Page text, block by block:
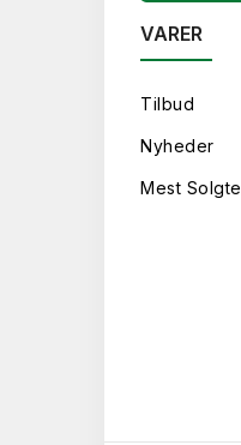
VARER
Tilbud
Nyheder
Mest Solgte